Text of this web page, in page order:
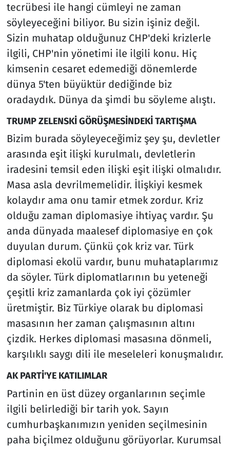
tecrübesi ile hangi cümleyi ne zaman
söyleyeceğini biliyor. Bu sizin işiniz değil.
Sizin muhatap olduğunuz CHP'deki krizlerle
ilgili, CHP'nin yönetimi ile ilgili konu. Hiç
kimsenin cesaret edemediği dönemlerde
dünya 5'ten büyüktür dediğinde biz
oradaydık. Dünya da şimdi bu söyleme alıştı.
TRUMP ZELENSKİ GÖRÜŞMESİNDEKİ TARTIŞMA
Bizim burada söyleyeceğimiz şey şu, devletler
arasında eşit ilişki kurulmalı, devletlerin
iradesini temsil eden ilişki eşit ilişki olmalıdır.
Masa asla devrilmemelidir. İlişkiyi kesmek
kolaydır ama onu tamir etmek zordur. Kriz
olduğu zaman diplomasiye ihtiyaç vardır. Şu
anda dünyada maalesef diplomasiye en çok
duyulan durum. Çünkü çok kriz var. Türk
diplomasi ekolü vardır, bunu muhataplarımız
da söyler. Türk diplomatlarının bu yeteneği
çeşitli kriz zamanlarda çok iyi çözümler
üretmiştir. Biz Türkiye olarak bu diplomasi
masasının her zaman çalışmasının altını
çizdik. Herkes diplomasi masasına dönmeli,
karşılıklı saygı dili ile meseleleri konuşmalıdır.
AK PARTİ'YE KATILIMLAR
Partinin en üst düzey organlarının seçimle
ilgili belirlediği bir tarih yok. Sayın
cumhurbaşkanımızın yeniden seçilmesinin
paha biçilmez olduğunu görüyorlar. Kurumsal